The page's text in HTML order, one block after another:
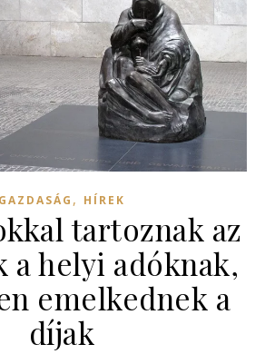
GAZDASÁG , HÍREK
tartoznak az
a helyi adóknak,
emelkednek a
díjak